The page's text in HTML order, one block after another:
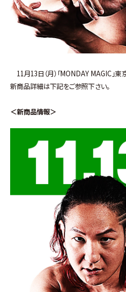
11月13日（月）「MONDAY MAGIC」
新商品詳細は下記をご参照下さい。
＜新商品情報＞